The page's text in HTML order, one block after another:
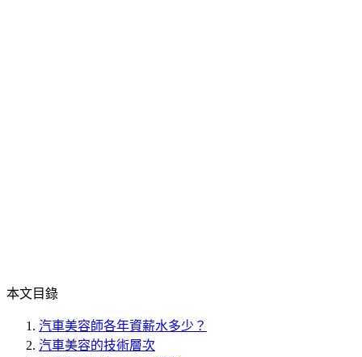
本文目錄
汽車美容師各年資薪水多少？
汽車美容的技術層次